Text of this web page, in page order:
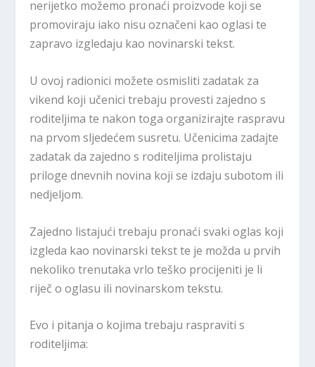
nerijetko možemo pronaći proizvode koji se
promoviraju iako nisu označeni kao oglasi te
zapravo izgledaju kao novinarski tekst.
U ovoj radionici možete osmisliti zadatak za
vikend koji učenici trebaju provesti zajedno s
roditeljima te nakon toga organizirajte raspravu
na prvom sljedećem susretu. Učenicima zadajte
zadatak da zajedno s roditeljima prolistaju
priloge dnevnih novina koji se izdaju subotom ili
nedjeljom.
Zajedno listajući trebaju pronaći svaki oglas koji
izgleda kao novinarski tekst te je možda u prvih
nekoliko trenutaka vrlo teško procijeniti je li
riječ o oglasu ili novinarskom tekstu.
Evo i pitanja o kojima trebaju raspraviti s
roditeljima: